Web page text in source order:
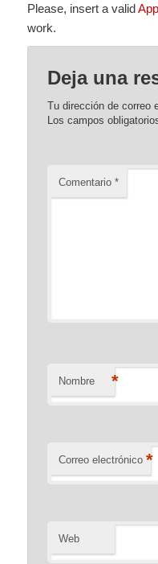
Please, insert a valid
work.
Deja una
Tu dirección de correo
Los campos
Comentario*
Nombre *
Correo electrónico *
Web